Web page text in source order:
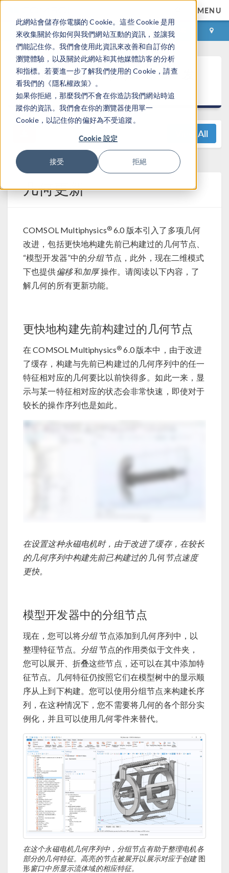
此網站會儲存你電腦的 Cookie。這些 Cookie 是用
來收集關於你如何與我們網站互動的資訊，並讓我
們能記住你。我們會使用此資訊來改善和自訂你的
瀏覽體驗，以及關於此網站和其他媒體訪客的分析
和指標。若要進一步了解我們使用的 Cookie，請查
看我們的《隱私權政策》。
如果你拒絕，那麼我們不會在你造訪我們網站時追
蹤你的資訊。我們會在你的瀏覽器使用單一
Cookie，以記住你的偏好為不受追蹤。
Cookie 設定
接受 拒絕
MENU
登录 咨询与购买
COMSOL Multiphysics® 6.0 发
布亮点
View All
几何更新
COMSOL Multiphysics® 6.0 版本引入了多项几何
改进，包括更快地构建先前已构建过的几何节点、
“模型开发器”中的分组节点，此外，现在二维模式
下也提供偏移和加厚操作。请阅读以下内容，了
解几何的所有更新功能。
更快地构建先前构建过的几何节点
在 COMSOL Multiphysics® 6.0 版本中，由于改进
了缓存，构建与先前已构建过的几何序列中的任一
特征相对应的几何要比以前快得多。如此一来，显
示与某一特征相对应的状态会非常快速，即使对于
较长的操作序列也是如此。
在设置这种永磁电机时，由于改进了缓存，在较长
的几何序列中构建先前已构建过的几何节点速度
更快。
模型开发器中的分组节点
现在，您可以将分组节点添加到几何序列中，以
整理特征节点。
分组节点的作用类似于文件夹，
您可以展开、折叠这些节点，还可以在其中添加特
征节点。几何特征仍按照它们在模型树中的显示顺
序从上到下构建。您可以使用分组节点来构建长序
列，在这种情况下，您不需要将几何的各个部分实
例化，并且可以使用几何零件来替代。
在这个永磁电机几何序列中，分组节点有助于整理电机各
部分的几何特征。高亮的节点被展开以展示对应于创建 图
形窗口中所显示流体域的相应特征。